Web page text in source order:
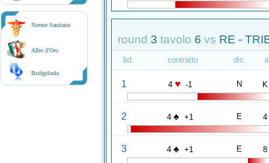
Norme Sanitarie
Albo d'Oro
Bridgelinks
round 3 tavolo 6 vs RE -
bd. contratto dic.
1 4 ♥ -1 N K
2 4 ♠ +1 E 4
3 4 ♠ +1 E 8